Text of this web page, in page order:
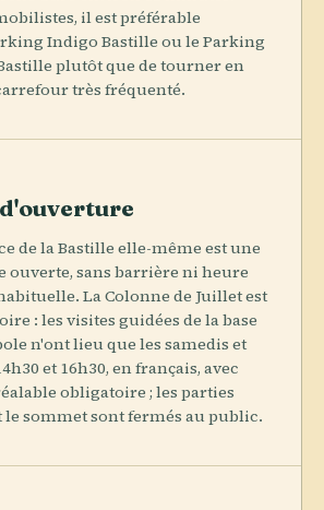
il est préférable
Indigo Bastille ou le Parking
plutôt que de tourner en
très fréquenté.
de la Bastille elle-même est une
ouverte, sans barrière ni heure
La Colonne de Juillet est
: les visites guidées de la base
n'ont lieu que les samedis et
et 16h30, en français, avec
obligatoire ; les parties
le sommet sont fermés au public.